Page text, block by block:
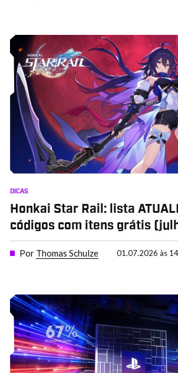
DICAS
Honkai Star Rail: lista
códigos com itens grátis
Por Thomas Schulze 01.07.2026 às